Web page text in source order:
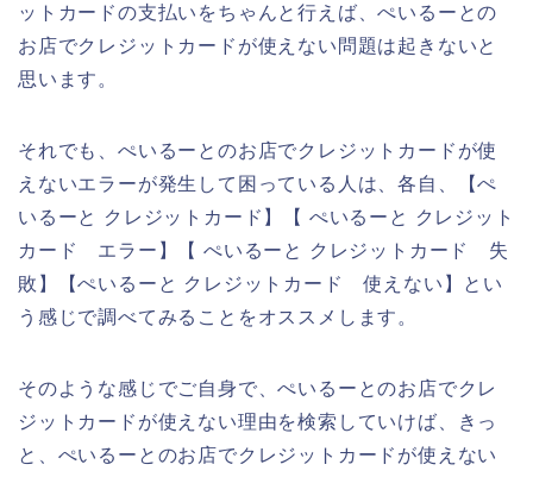
ットカードの支払いをちゃんと行えば、ぺいるーとの
お店でクレジットカードが使えない問題は起きないと
思います。
それでも、ぺいるーとのお店でクレジットカードが使
えないエラーが発生して困っている人は、各自、【ぺ
いるーと クレジットカード】【 ぺいるーと クレジット
カード エラー】【 ぺいるーと クレジットカード 失
敗】【ぺいるーと クレジットカード 使えない】とい
う感じで調べてみることをオススメします。
そのような感じでご自身で、ぺいるーとのお店でクレ
ジットカードが使えない理由を検索していけば、きっ
と、ぺいるーとのお店でクレジットカードが使えない